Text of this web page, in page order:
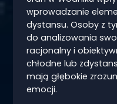
wprowadzanie
dystansu. Osoby z
do analizowania
racjonalny i
chłodne lub
mają głębokie
emocji.